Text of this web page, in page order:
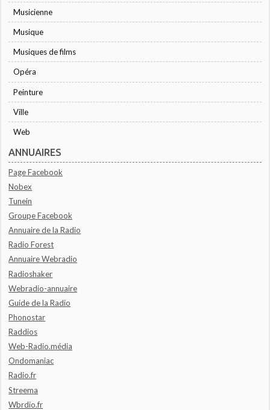
Musicienne
Musique
Musiques de films
Opéra
Peinture
Ville
Web
ANNUAIRES
Page Facebook
Nobex
Tunein
Groupe Facebook
Annuaire de la Radio
Radio Forest
Annuaire Webradio
Radioshaker
Webradio-annuaire
Guide de la Radio
Phonostar
Raddios
Web-Radio.média
Ondomaniac
Radio.fr
Streema
Wbrdio.fr